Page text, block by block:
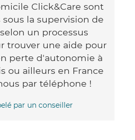
Click&Care sont
la supervision de
un processus
trouver une aide pour
perte d'autonomie à
ou ailleurs en France
par téléphone !
par un conseiller